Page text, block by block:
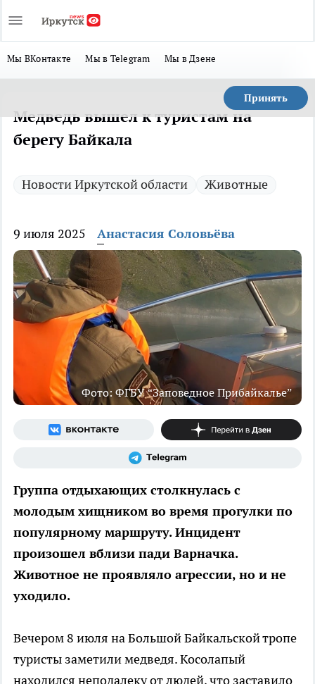
Мы ВКонтакте Мы в Telegram Мы в Дзене
Принять
Медведь вышел к туристам на
берегу Байкала
Новости Иркутской области Животные
9 июля 2025 Анастасия Соловьёва
Фото: ФГБУ “Заповедное Прибайкалье”
Группа отдыхающих столкнулась с
молодым хищником во время прогулки по
популярному маршруту. Инцидент
произошел вблизи пади Варначка.
Животное не проявляло агрессии, но и не
уходило.
Вечером 8 июля на Большой Байкальской тропе
туристы заметили медведя. Косолапый
находился неподалеку от людей, что заставило